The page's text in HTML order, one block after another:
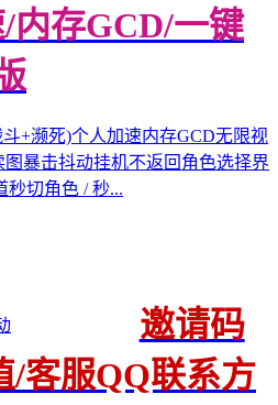
内存GCD/一键
+濒死)个人加速内存GCD无限视
暴击抖动挂机不返回角色选择界
秒切角色 / 秒...
邀请码
/客服QQ联系方